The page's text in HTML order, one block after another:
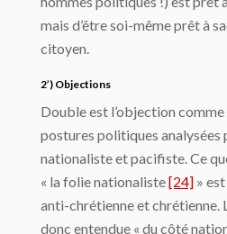
mais d’être soi-même prêt à
citoyen.
2’) Objections
Double est l’objection
postures politiques analysées
nationaliste et pacifiste. Ce
« la folie nationaliste[24] »
anti-chrétienne et chrétienne.
donc entendue « du côté